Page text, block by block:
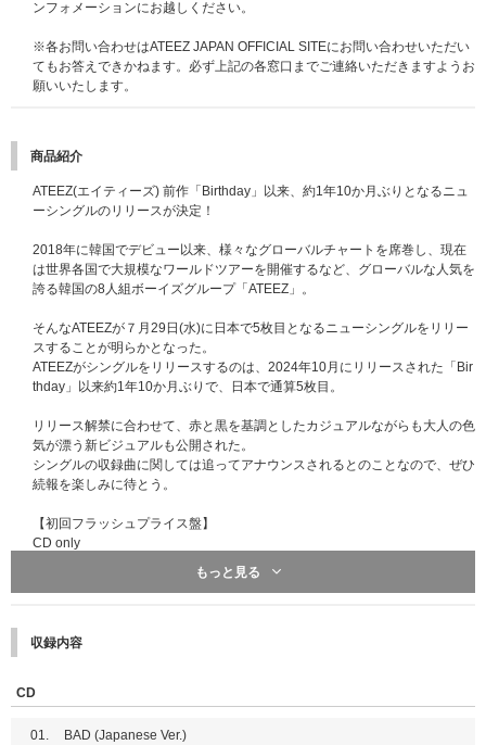
応募期間：2026年8月10日（月）10:00～2026年8月17日（月）09:00
【4回目】
対象：スペシャル特典プレゼント企画！
応募期間： 2026年8月17日（月）10:00～2026年8月24日（月）09:00
す。余裕を持ってご応募ください。
※上記応募期間以外はご応募いただけません。あらかじめご了承ください。
※商品が届かない、受け取れない等の理由を含め、いかなる場合も上記応募
期間以外はご応募いただけません。あらかじめご了承ください。
※オンラインショップにてご購入の方は、商品受取日と上記スケジュールを
必ずご自身でご確認の上、ご購入・ご応募ください。
その他詳細はこちらをご確認ください。
※初回プレス分のみの封入特典となります。初回分終了後も商品ページの表
記の変更はございません。ご了承ください。
ンフォメーションにお越しください。
※各お問い合わせはATEEZ JAPAN OFFICIAL SITEにお問い合わせいただい
てもお答えできかねます。必ず上記の各窓口までご連絡いただきますようお
願いいたします。
商品紹介
ATEEZ(エイティーズ) 前作「Birthday」以来、約1年10か月ぶりとなるニュ
ーシングルのリリースが決定！
2018年に韓国でデビュー以来、様々なグローバルチャートを席巻し、現在
は世界各国で大規模なワールドツアーを開催するなど、グローバルな人気を
誇る韓国の8人組ボーイズグループ「ATEEZ」。
そんなATEEZが７月29日(水)に日本で5枚目となるニューシングルをリリー
スすることが明らかとなった。
ATEEZがシングルをリリースするのは、2024年10月にリリースされた「Bir
thday」以来約1年10か月ぶりで、日本で通算5枚目。
リリース解禁に合わせて、赤と黒を基調としたカジュアルながらも大人の色
気が漂う新ビジュアルも公開された。
シングルの収録曲に関しては追ってアナウンスされるとのことなので、ぜひ
続報を楽しみに待とう。
【初回フラッシュプライス盤】
CD only
もっと見る
収録内容
CD
01. BAD (Japanese Ver.)